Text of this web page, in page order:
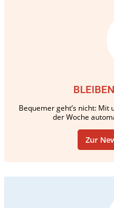
Bequemer geht’s nicht:
der Woche
Zur